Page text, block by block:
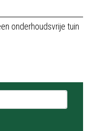
onderhoudsvrije tuin